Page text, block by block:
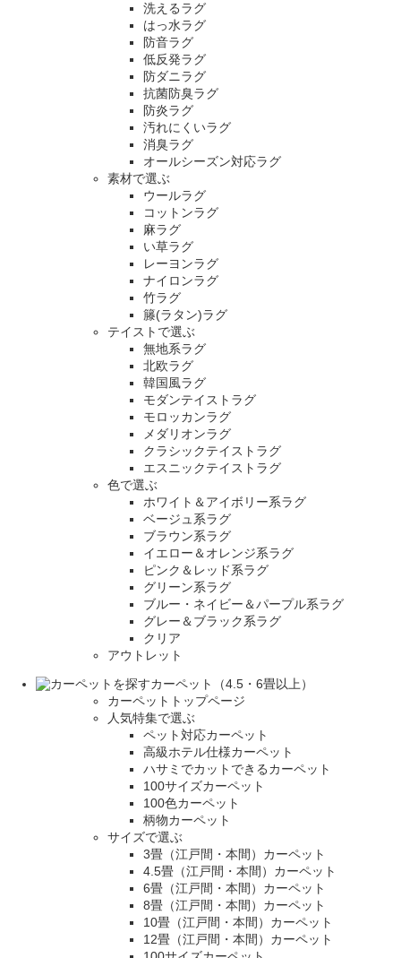
洗えるラグ
はっ水ラグ
防音ラグ
低反発ラグ
防ダニラグ
抗菌防臭ラグ
防炎ラグ
汚れにくいラグ
消臭ラグ
オールシーズン対応ラグ
素材で選ぶ
ウールラグ
コットンラグ
麻ラグ
い草ラグ
レーヨンラグ
ナイロンラグ
竹ラグ
籐(ラタン)ラグ
テイストで選ぶ
無地系ラグ
北欧ラグ
韓国風ラグ
モダンテイストラグ
モロッカンラグ
メダリオンラグ
クラシックテイストラグ
エスニックテイストラグ
色で選ぶ
ホワイト＆アイボリー系ラグ
ベージュ系ラグ
ブラウン系ラグ
イエロー＆オレンジ系ラグ
ピンク＆レッド系ラグ
グリーン系ラグ
ブルー・ネイビー＆パープル系ラグ
グレー＆ブラック系ラグ
クリア
アウトレット
カーペット（4.5・6畳以上）
カーペットトップページ
人気特集で選ぶ
ペット対応カーペット
高級ホテル仕様カーペット
ハサミでカットできるカーペット
100サイズカーペット
100色カーペット
柄物カーペット
サイズで選ぶ
3畳（江戸間・本間）カーペット
4.5畳（江戸間・本間）カーペット
6畳（江戸間・本間）カーペット
8畳（江戸間・本間）カーペット
10畳（江戸間・本間）カーペット
12畳（江戸間・本間）カーペット